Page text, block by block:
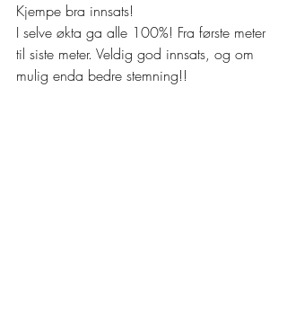
Kjempe bra innsats!
I selve økta ga alle 100%! Fra første meter
til siste meter. Veldig god innsats, og om
mulig enda bedre stemning!!